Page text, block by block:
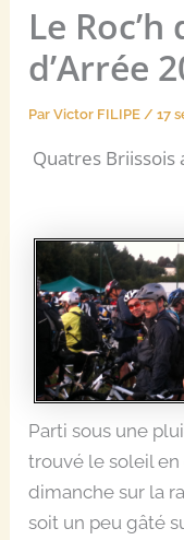
Le
d’Arrée
ParVictor FILIPE/17
Quatres Briissois
Parti sous une
trouvé le soleil en
dimanche sur la
soit un peu gâté